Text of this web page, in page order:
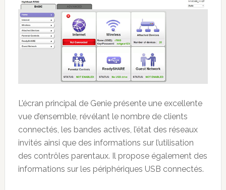
L’écran principal de Genie présente une excellente
vue d’ensemble, révélant le nombre de clients
connectés, les bandes actives, l’état des réseaux
invités ainsi que des informations sur l’utilisation
des contrôles parentaux. Il propose également des
informations sur les périphériques USB connectés.